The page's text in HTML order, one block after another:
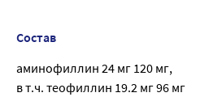
Состав
аминофиллин 24 мг 120 мг,
в т.ч. теофиллин 19.2 мг 96 мг